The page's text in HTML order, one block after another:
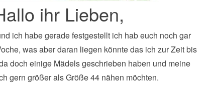
ihr Lieben,
ich habe gerade festgestellt ich hab euch noch gar
was aber daran liegen könnte das ich zur Zeit bis
doch einige Mädels geschrieben haben und meine
gern größer als Größe 44 nähen möchten.